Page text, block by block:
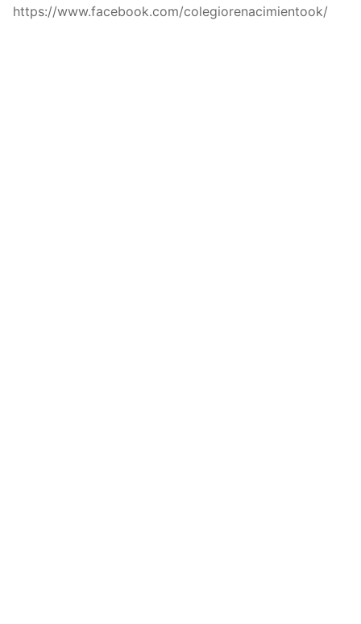
https://www.facebook.com/colegiorenacimientook/